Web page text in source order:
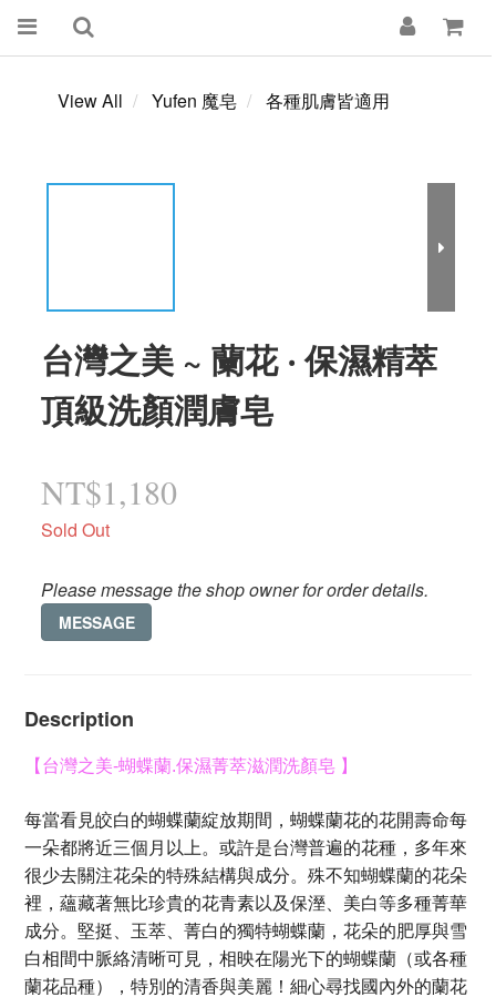
View All Yufen 魔皂 各種肌膚皆適用
台灣之美 ~ 蘭花 ‧ 保濕精萃
頂級洗顏潤膚皂
NT$1,180
Sold Out
Please message the shop owner for order details.
MESSAGE
Description
【台灣之美-蝴蝶蘭.保濕菁萃滋潤洗顏皂 】
每當看見皎白的蝴蝶蘭綻放期間，蝴蝶蘭花的花開壽命每
一朵都將近三個月以上。或許是台灣普遍的花種，多年來
很少去關注花朵的特殊結構與成分。殊不知蝴蝶蘭的花朵
裡，蘊藏著無比珍貴的花青素以及保溼、美白等多種菁華
成分。堅挺、玉萃、菁白的獨特蝴蝶蘭，花朵的肥厚與雪
白相間中脈絡清晰可見，相映在陽光下的蝴蝶蘭（或各種
蘭花品種），特別的清香與美麗！細心尋找國內外的蘭花